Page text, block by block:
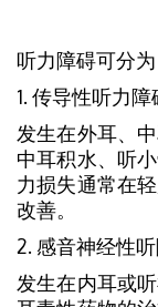
听力障碍可分为
1. 传导性听力障
发生在外耳、
中耳积水、听
力损失通常在
改善。
2. 感音神经性听
发生在内耳或